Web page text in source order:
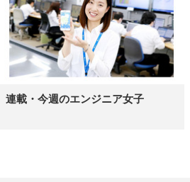
連載・今週のエンジニア女子